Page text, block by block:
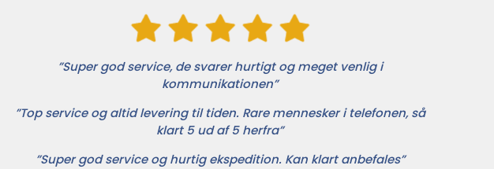
”Super god service, de svarer hurtigt og meget venlig i
kommunikationen”
”Top service og altid levering til tiden. Rare mennesker i telefonen, så
klart 5 ud af 5 herfra”
”Super god service og hurtig ekspedition. Kan klart anbefales”